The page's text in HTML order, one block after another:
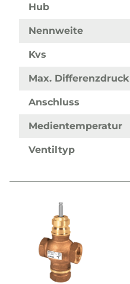
Hub
Nennweite
Kvs
Max. Differenzdruck
Anschluss
Medientemperatur
Ventiltyp